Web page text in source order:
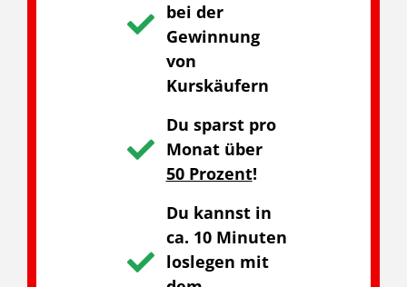
bei der
Gewinnung
von
Kurskäufern
Du sparst pro
Monat über
50 Prozent!
Du kannst in
ca. 10 Minuten
loslegen mit